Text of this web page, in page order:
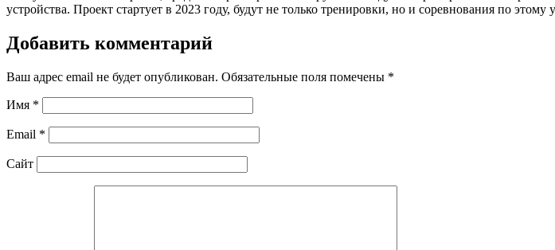
устройства. Проект стартует в 2023 году, будут не только тренировки, но и соревнования по этому
Добавить комментарий
Ваш адрес email не будет опубликован. Обязательные поля помечены *
Имя *
Email *
Сайт